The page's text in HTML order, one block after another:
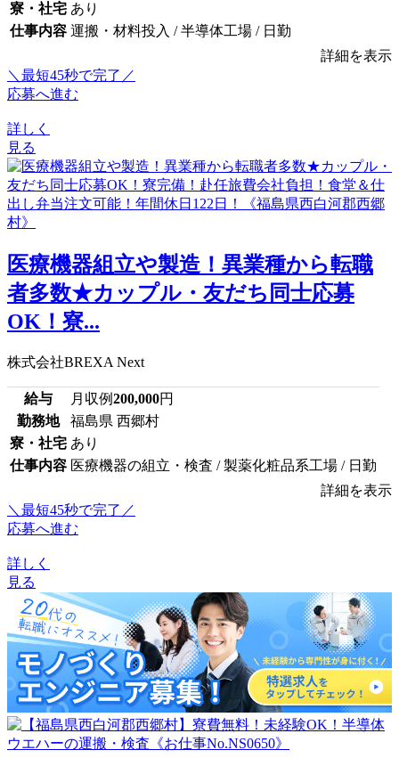
寮・社宅 あり
仕事内容 運搬・材料投入 / 半導体工場 / 日勤
詳細を表示
＼最短45秒で完了／
応募へ進む
詳しく
見る
医療機器組立や製造！異業種から転職
者多数★カップル・友だち同士応募
OK！寮...
株式会社BREXA Next
給与 月収例200,000円
勤務地
福島県 西郷村
寮・社宅 あり
仕事内容 医療機器の組立・検査 / 製薬化粧品系工場 / 日勤
詳細を表示
＼最短45秒で完了／
応募へ進む
詳しく
見る